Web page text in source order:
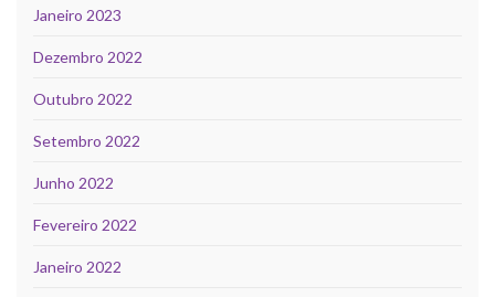
Janeiro 2023
Dezembro 2022
Outubro 2022
Setembro 2022
Junho 2022
Fevereiro 2022
Janeiro 2022